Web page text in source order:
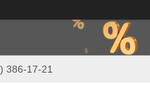
386-17-21